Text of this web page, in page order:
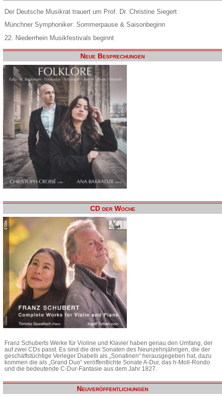
Der Deutsche Musikrat trauert um Prof. Dr. Christine Siegert
Münchner Symphoniker: Sommerpause & Saisonbeginn
22. Niederrhein Musikfestivals beginnt
Neue Besprechungen
CD der Woche
Franz Schuberts Werke für Violine und Klavier haben genau den Umfang, der
auf zwei CDs passt. Es sind die drei Sonaten des Neunzehnjährigen, die der
geschäftstüchtige Verleger Diabelli als „Sonatinen“ herausgegeben hat, dazu
kommen die als „Grand Duo“ veröffentlichte Sonate A-Dur, das h-Moll-Rondo
und die bedeutende C-Dur-Fantasie aus dem Jahr 1827.
Neuveröffentlichungen